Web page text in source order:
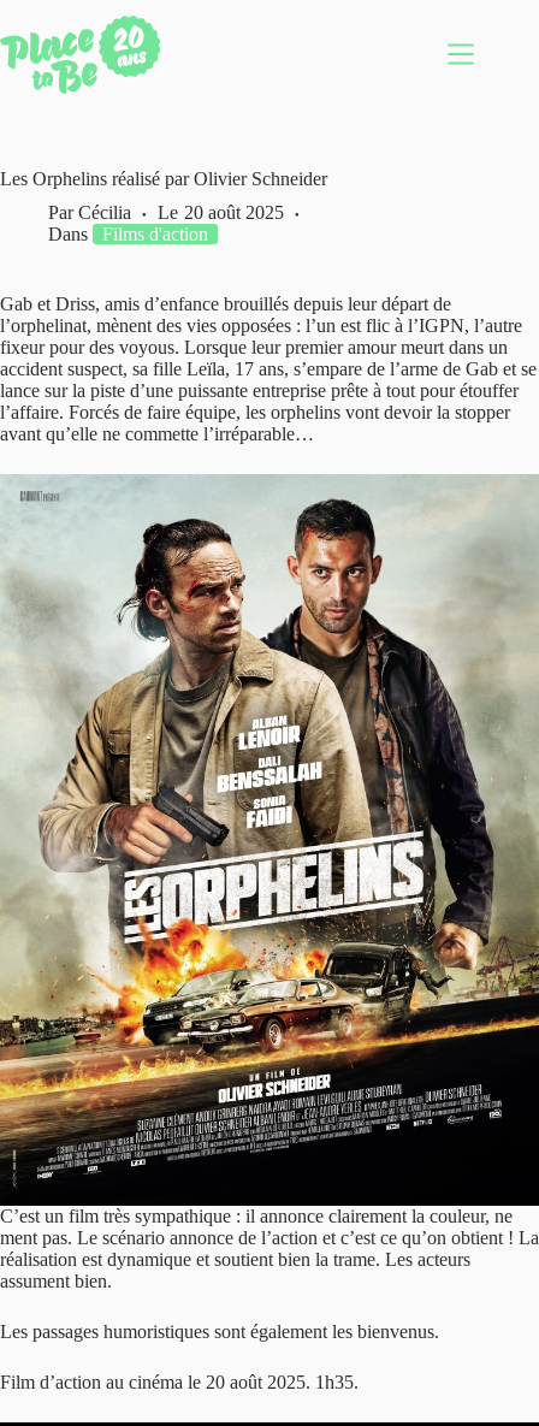
au
contenu
Les Orphelins réalisé par Olivier Schneider
Par Cécilia Le 20 août 2025
Dans
Films d'action
Gab et Driss, amis d’enfance brouillés depuis leur départ de
l’orphelinat, mènent des vies opposées : l’un est flic à l’IGPN, l’autre
fixeur pour des voyous. Lorsque leur premier amour meurt dans un
accident suspect, sa fille Leïla, 17 ans, s’empare de l’arme de Gab et se
lance sur la piste d’une puissante entreprise prête à tout pour étouffer
l’affaire. Forcés de faire équipe, les orphelins vont devoir la stopper
avant qu’elle ne commette l’irréparable…
C’est un film très sympathique : il annonce clairement la couleur, ne
ment pas. Le scénario annonce de l’action et c’est ce qu’on obtient ! La
réalisation est dynamique et soutient bien la trame. Les acteurs
assument bien.
Les passages humoristiques sont également les bienvenus.
Film d’action au cinéma le 20 août 2025. 1h35.